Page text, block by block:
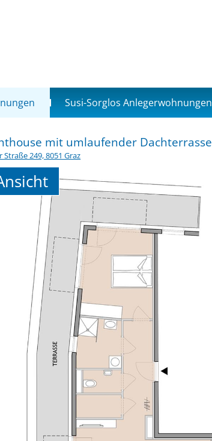
Susi-Sorglos Anlegerwohnungen
mit umlaufender Dachterrasse
Straße 249, 8051 Graz